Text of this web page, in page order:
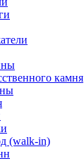
камня
(walk-in)